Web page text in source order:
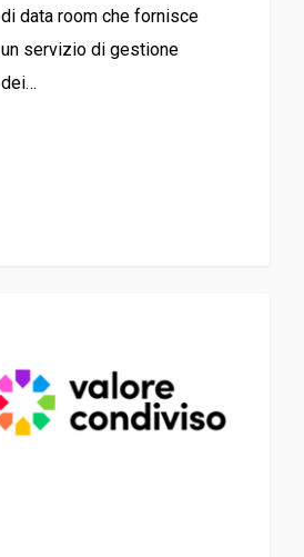
di data room che fornisce
un servizio di gestione
dei…